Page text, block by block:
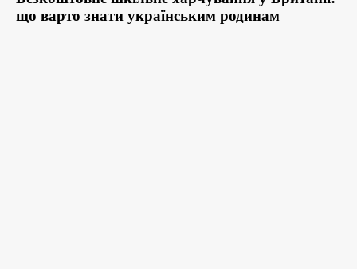
що варто знати українським родинам